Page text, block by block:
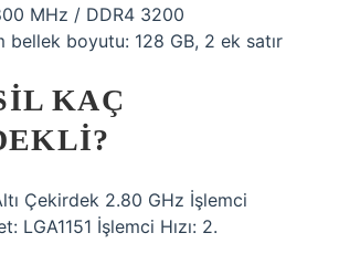
MHz / DDR4 3200
bellek boyutu: 128 GB, 2 ek satır
KAÇ
Çekirdek 2.80 GHz İşlemci
LGA1151 İşlemci Hızı: 2.